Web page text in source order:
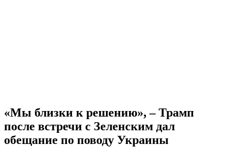
«Мы близки к решению», – Трамп
после встречи с Зеленским дал
обещание по поводу Украины